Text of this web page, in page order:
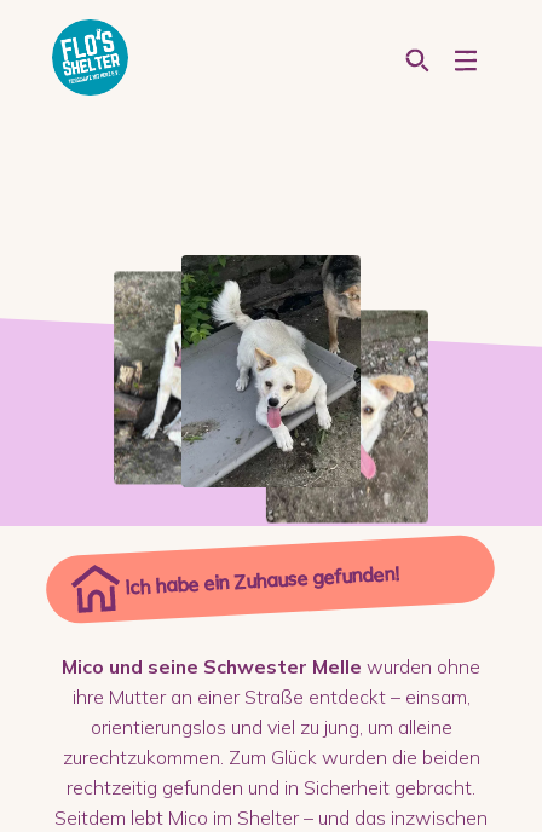
Ich habe ein Zuhause gefunden!
Mico und seine Schwester Melle wurden ohne
ihre Mutter an einer Straße entdeckt – einsam,
orientierungslos und viel zu jung, um alleine
zurechtzukommen. Zum Glück wurden die beiden
rechtzeitig gefunden und in Sicherheit gebracht.
Seitdem lebt Mico im Shelter – und das inzwischen